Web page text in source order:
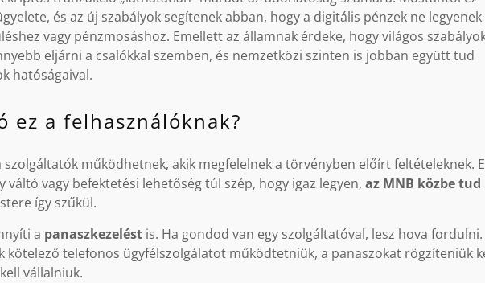
és az új szabályok segítenek abban, hogy a digitális pénzek ne legyenek
vagy pénzmosáshoz. Emellett az államnak érdeke, hogy világos
eljárni a csalókkal szemben, és nemzetközi szinten is jobban együtt tud
hatóságaival.
ez a felhasználóknak?
szolgáltatók működhetnek, akik megfelelnek a törvényben előírt feltételeknek.
váltó vagy befektetési lehetőség túl szép, hogy igaz legyen,az MNB közbe tud
így szűkül.
a panaszkezelést is. Ha gondod van egy szolgáltatóval, lesz hova fordulni.
kötelező telefonos ügyfélszolgálatot működtetniük, a panaszokat rögzíteniük
vállalniuk.